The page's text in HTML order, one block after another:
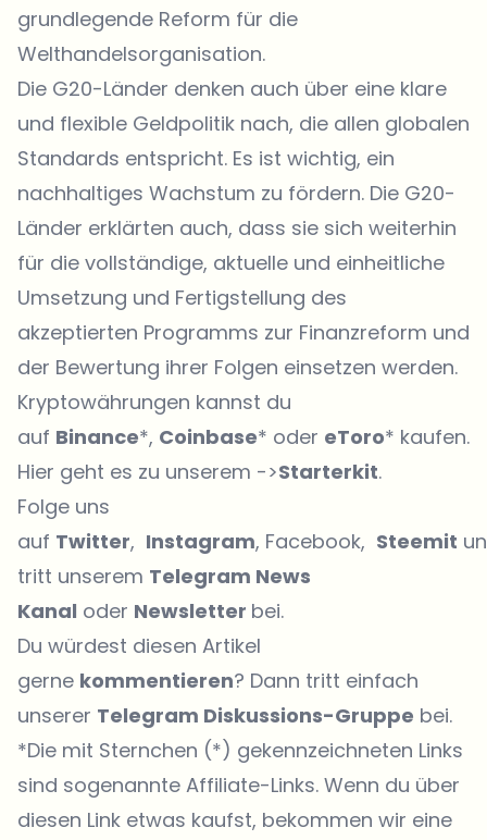
grundlegende Reform für die
Welthandelsorganisation.
Die G20-Länder denken auch über eine klare
und flexible Geldpolitik nach, die allen globalen
Standards entspricht. Es ist wichtig, ein
nachhaltiges Wachstum zu fördern. Die G20-
Länder erklärten auch, dass sie sich weiterhin
für die vollständige, aktuelle und einheitliche
Umsetzung und Fertigstellung des
akzeptierten Programms zur Finanzreform und
der Bewertung ihrer Folgen einsetzen werden.
Kryptowährungen kannst du
auf Binance*, Coinbase* oder eToro* kaufen.
Hier geht es zu unserem ->Starterkit.
Folge uns
auf Twitter, Instagram, Facebook, Steemit
tritt unserem Telegram News
Kanal oder Newsletter bei.
Du würdest diesen Artikel
gerne kommentieren? Dann tritt einfach
unserer Telegram Diskussions-Gruppe bei.
*Die mit Sternchen (*) gekennzeichneten Links
sind sogenannte Affiliate-Links. Wenn du über
diesen Link etwas kaufst, bekommen wir eine